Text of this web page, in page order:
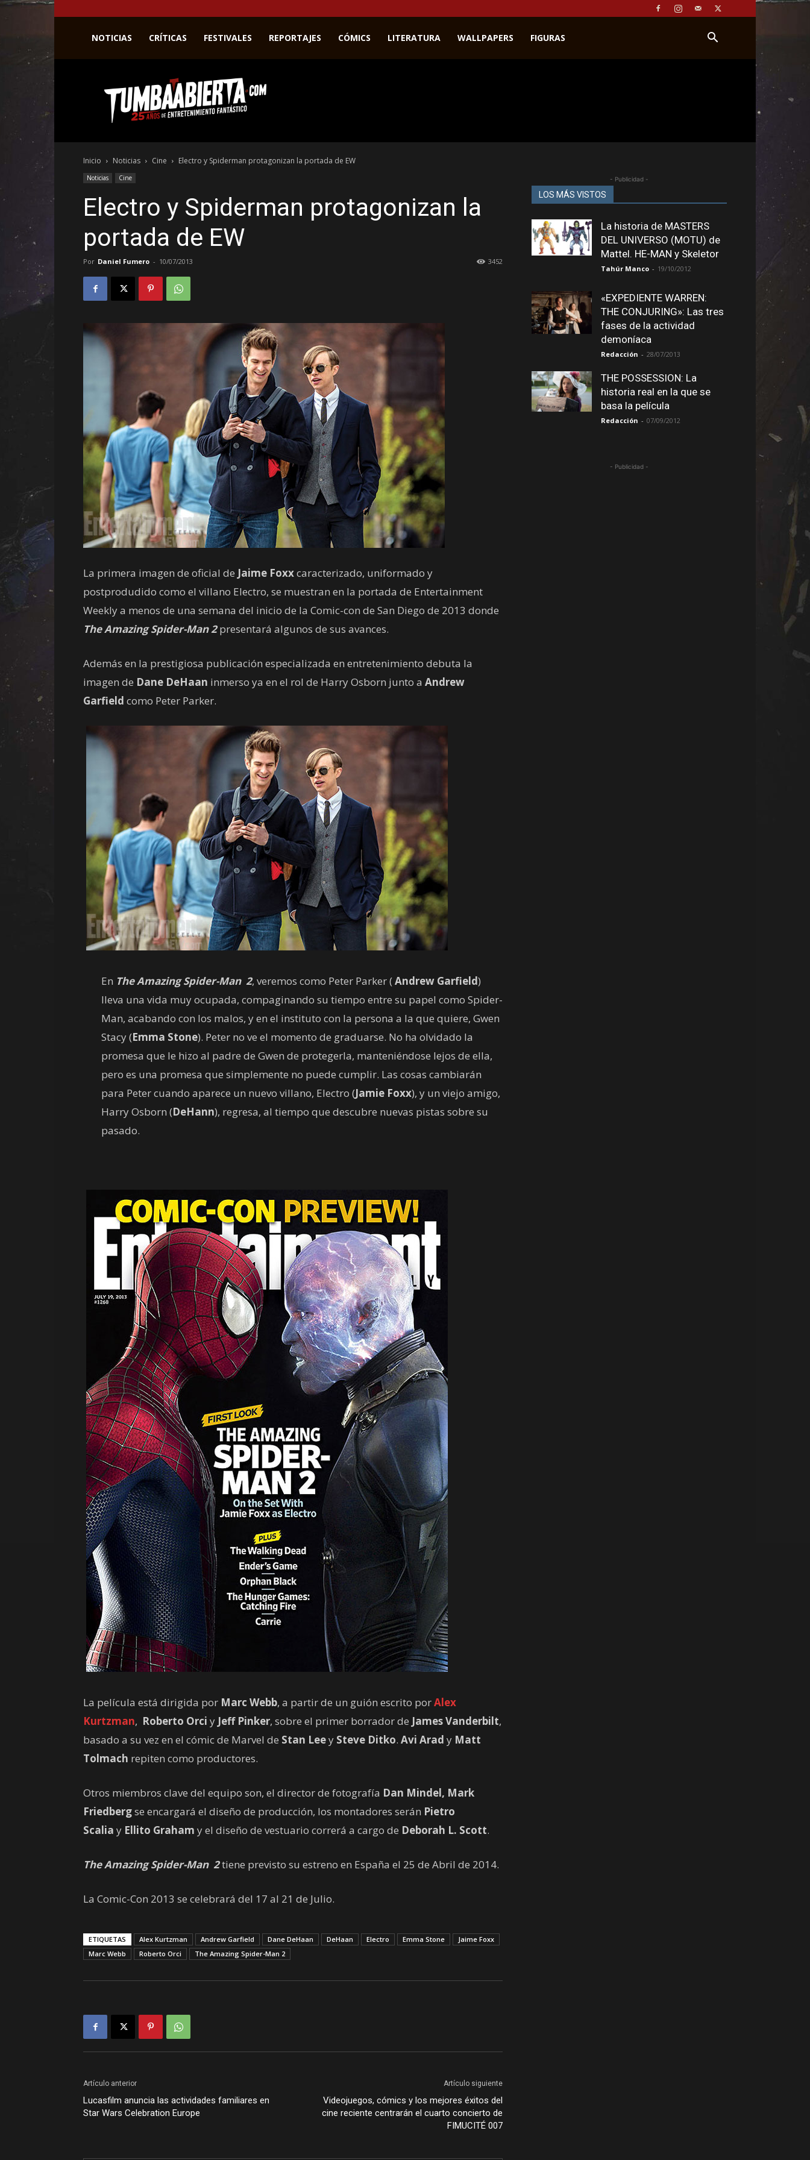
NOTICIAS CRÍTICAS FESTIVALES REPORTAJES CÓMICS LITERATURA WALLPAPERS FIGURAS
web
del
entretenimiento
el
género
Inicio Noticias Cine Electro y Spiderman protagonizan la portada de EW
Noticias Cine
Electro y Spiderman protagonizan la
portada de EW
Por Daniel Fumero - 10/07/2013 3452
La primera imagen de oficial de Jaime Foxxcaracterizado, uniformado y
postprodudido como el villano Electro, se muestran en la portada de Entertainment
Weekly a menos de una semana del inicio de la Comic-con de San Diego de 2013 donde
The Amazing Spider-Man 2presentará algunos de sus avances.
Además en la prestigiosa publicación especializada en entretenimiento debuta la
imagen de Dane DeHaan inmerso ya en el rol de Harry Osborn junto a Andrew
Garfield como Peter Parker.
En The Amazing Spider-Man 2, veremos como Peter Parker (Andrew Garfield)
lleva una vida muy ocupada, compaginando su tiempo entre su papel como Spider-
Man, acabando con los malos, y en el instituto con la persona a la que quiere, Gwen
Stacy (Emma Stone). Peter no ve el momento de graduarse. No ha olvidado la
promesa que le hizo al padre de Gwen de protegerla, manteniéndose lejos de ella,
pero es una promesa que simplemente no puede cumplir. Las cosas cambiarán
para Peter cuando aparece un nuevo villano, Electro (Jamie Foxx), y un viejo amigo,
Harry Osborn (DeHann), regresa, al tiempo que descubre nuevas pistas sobre su
pasado.
La película está dirigida por Marc Webb, a partir de un guión escrito porAlex
Kurtzman, Roberto Orci y Jeff Pinker, sobre el primer borrador de James Vanderbilt,
basado a su vez en el cómic de Marvel de Stan Leey Steve Ditko. Avi Arad y Matt
Tolmach repiten como productores.
Otros miembros clave del equipo son, el director de fotografía Dan Mindel, Mark
Friedbergse encargará el diseño de producción, los montadores serán Pietro
Scalia y Ellito Graham y el diseño de vestuario correrá a cargo de Deborah L. Scott.
The Amazing Spider-Man 2tiene previsto su estreno en España el 25 de Abril de 2014.
La Comic-Con 2013 se celebrará del 17 al 21 de Julio.
ETIQUETAS Alex Kurtzman Andrew Garfield Dane DeHaan DeHaan Electro Emma Stone
Jaime Foxx
Marc Webb
Roberto Orci The Amazing Spider-Man 2
Artículo anterior
Lucasfilm anuncia las actividades familiares en
Star Wars Celebration Europe
Artículo siguiente
Videojuegos, cómics y los mejores éxitos del
cine reciente centrarán el cuarto concierto de
FIMUCITÉ 007
- Publicidad -
LOS MÁS VISTOS
La historia de MASTERS
DEL UNIVERSO (MOTU) de
Mattel. HE-MAN y Skeletor
Tahúr Manco - 19/10/2012
«EXPEDIENTE WARREN:
THE CONJURING»: Las tres
fases de la actividad
demoníaca
Redacción - 28/07/2013
THE POSSESSION: La
historia real en la que se
basa la película
Redacción - 07/09/2012
- Publicidad -